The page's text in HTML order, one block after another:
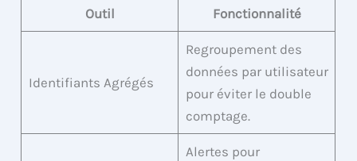
Outil Fonctionnalité
Identifiants Agrégés
Regroupement des
données par utilisateur
pour éviter le double
comptage.
Alertes pour